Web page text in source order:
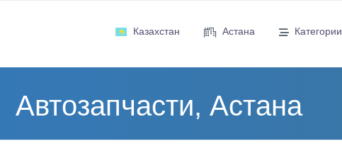
Казахстан Астана Категории
Автозапчасти, Астана